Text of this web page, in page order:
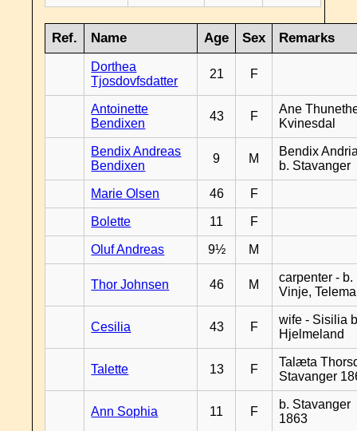
Ref. Name Age Sex Remarks
Dorthea
Tjosdovfsdatter
21 F
Antoinette
Bendixen
43 F
Ane
Kvinesdal
Bendix Andreas
Bendixen
9 M
Bendix
b. Stavanger
Marie Olsen 46 F
Bolette 11 F
Oluf Andreas 9½ M
Thor Johnsen 46 M
carpenter - b.
Vinje,
Cesilia 43 F
wife - Sisilia
Hjelmeland
Talette 13 F
Talæta
Stavanger
Ann Sophia 11 F
b. Stavanger
1863